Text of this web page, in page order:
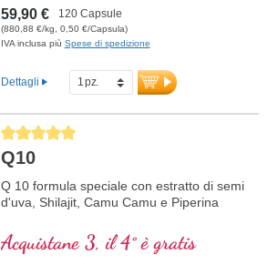
59,90 € 120 Capsule
(880,88 €/kg, 0,50 €/Capsula)
IVA inclusa più Spese di spedizione
Dettagli
Average rating of 5 out of 5 stars
Q10
Q 10 formula speciale con estratto di semi
d'uva, Shilajit, Camu Camu e Piperina
Acquistane 3, il 4° è gratis